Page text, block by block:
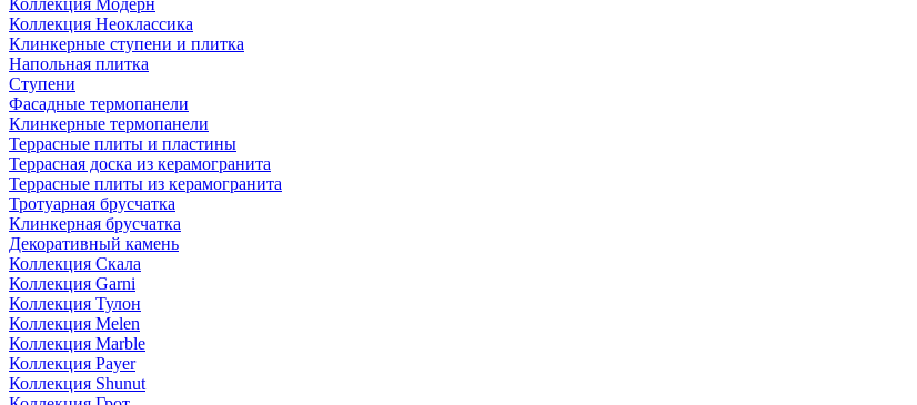
Коллекция Модерн
Коллекция Неоклассика
Клинкерные ступени и плитка
Напольная плитка
Ступени
Фасадные термопанели
Клинкерные термопанели
Террасные плиты и пластины
Террасная доска из керамогранита
Террасные плиты из керамогранита
Тротуарная брусчатка
Клинкерная брусчатка
Декоративный камень
Коллекция Скала
Коллекция Garni
Коллекция Тулон
Коллекция Melen
Коллекция Marble
Коллекция Payer
Коллекция Shunut